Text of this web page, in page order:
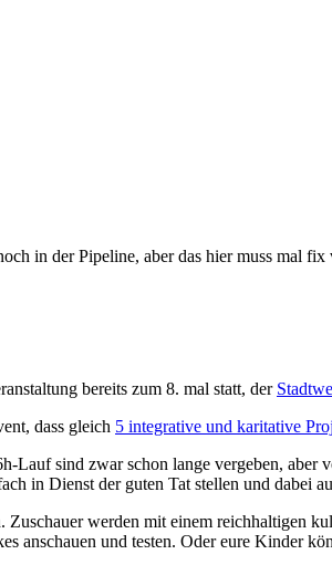
in der Pipeline, aber das hier muss mal fix
bereits zum 8. mal statt, der
dass gleich 5 integrative und karitative
Lauf sind zwar schon lange vergeben,
in Dienst der guten Tat stellen und dabei
werden mit einem reichhaltigen
anschauen und testen. Oder eure Kinder